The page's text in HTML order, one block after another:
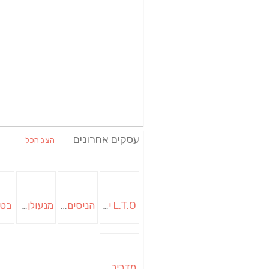
עסקים אחרונים הצג הכל
L.T.O יעוץ משכנתאות וכלכלת משפחה | יועץ משכנתאות באשכול הניסים של השף | מסעדת שף בבית | ארוחות גורמה מנעולן בבאר שבע | מנעולן באופקים | ויטלי המנעולן